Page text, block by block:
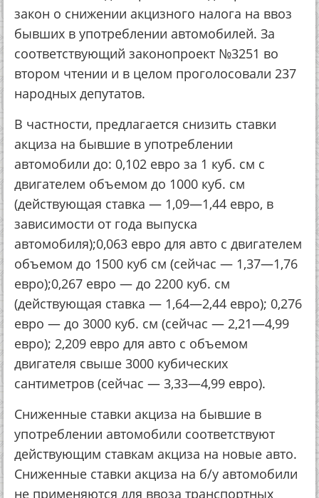
закон о снижении акцизного налога на ввоз
бывших в употреблении автомобилей. За
соответствующий законопроект №3251 во
втором чтении и в целом проголосовали 237
народных депутатов.
В частности, предлагается снизить ставки
акциза на бывшие в употреблении
автомобили до: 0,102 евро за 1 куб. см с
двигателем объемом до 1000 куб. см
(действующая ставка — 1,09—1,44 евро, в
зависимости от года выпуска
автомобиля);0,063 евро для авто с двигателем
объемом до 1500 куб см (сейчас — 1,37—1,76
евро);0,267 евро — до 2200 куб. см
(действующая ставка — 1,64—2,44 евро); 0,276
евро — до 3000 куб. см (сейчас — 2,21—4,99
евро); 2,209 евро для авто с объемом
двигателя свыше 3000 кубических
сантиметров (сейчас — 3,33—4,99 евро).
Сниженные ставки акциза на бывшие в
употреблении автомобили соответствуют
действующим ставкам акциза на новые авто.
Сниженные ставки акциза на б/у автомобили
не применяются для ввоза транспортных